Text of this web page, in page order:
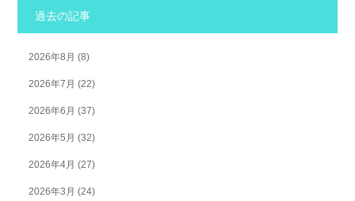
過去の記事
2026年8月 (8)
2026年7月 (22)
2026年6月 (37)
2026年5月 (32)
2026年4月 (27)
2026年3月 (24)